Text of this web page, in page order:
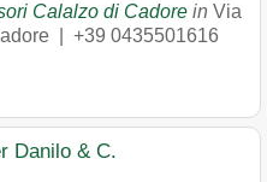
Calalzo di Cadore in Via
+39 0435501616
Danilo & C.